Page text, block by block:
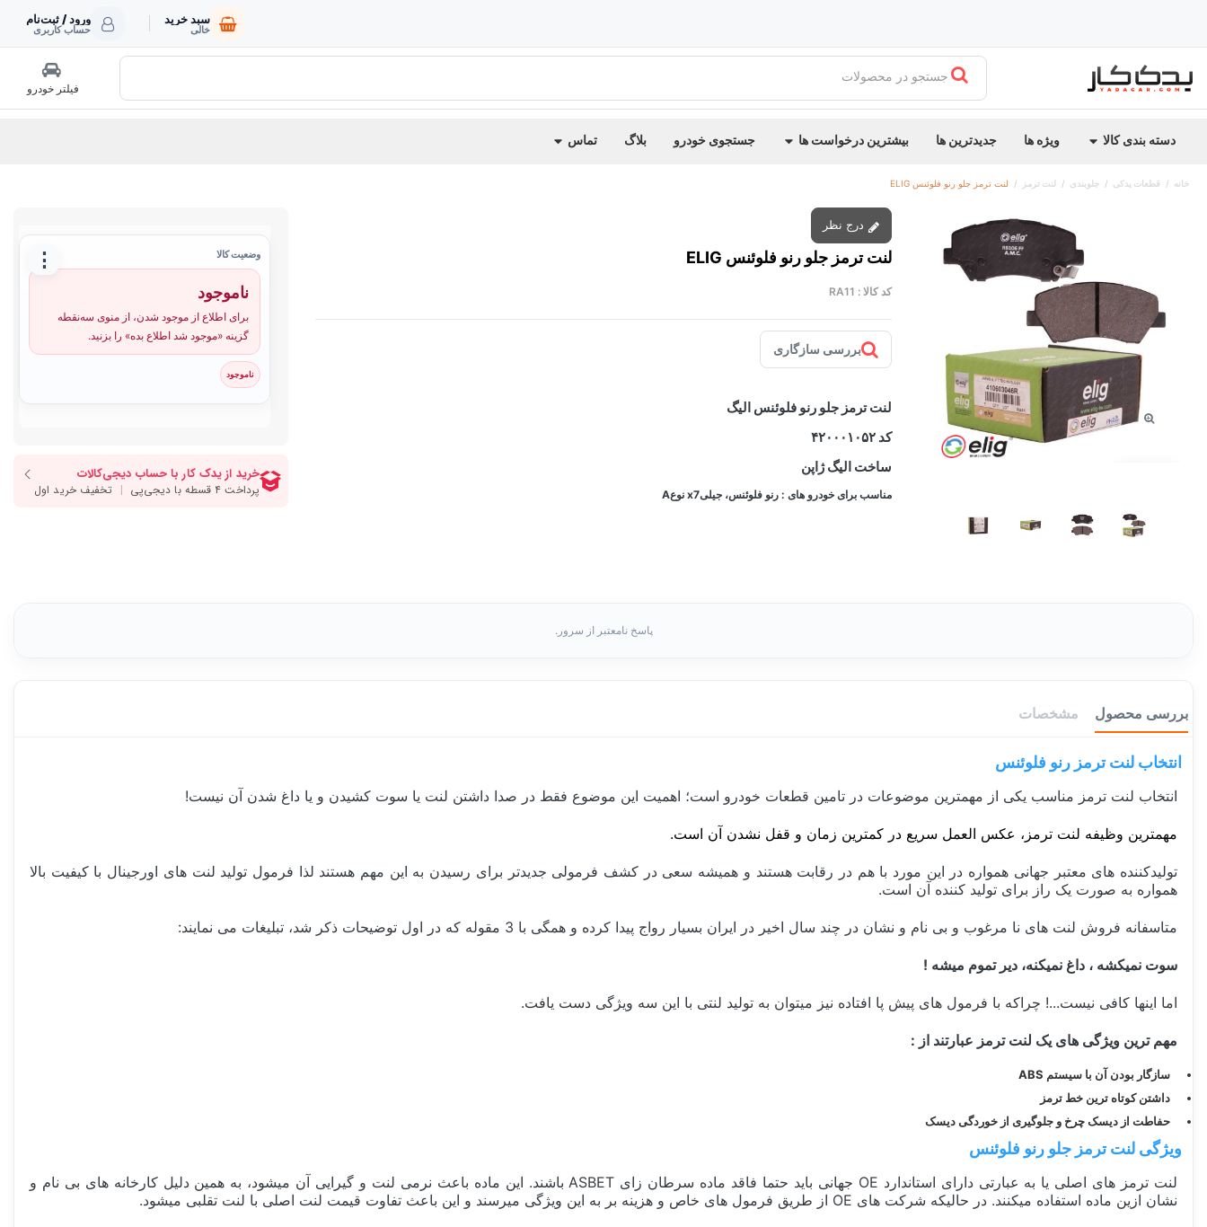
سبد خرید
خالی
ورود / ثبت‌نام
حساب کاربری
جستجو در محصولات
فیلتر خودرو
دسته بندی کالا ویژه ها جدیدترین ها بیشترین درخواست ها جستجوی خودرو بلاگ تماس
خانه قطعات یدکی جلوبندی لنت ترمز لنت ترمز جلو رنو فلوئنس ELIG
لنت ترمز جلو رنو فلوئنس ELIG
کد کالا : RA11
بررسی سازگاری
لنت ترمز جلو رنو فلوئنس الیگ
کد ۴۲۰۰۰۱۰۵۲
ساخت الیگ ژاپن
مناسب برای خودرو های : رنو فلوئنس، جیلیx7 نوعA
⋮ وضعیت کالا
ناموجود
برای اطلاع از موجود شدن، از منوی سه‌نقطه
گزینه «موجود شد اطلاع بده» را بزنید.
ناموجود
پاسخ نامعتبر از سرور.
بررسی محصول مشخصات
انتخاب لنت ترمز رنو فلوئنس
انتخاب لنت ترمز مناسب یکی از مهمترین موضوعات در تامین قطعات خودرو است؛ اهمیت این موضوع فقط در صدا داشتن لنت یا سوت کشیدن و یا داغ شدن آن نیست!
مهمترین وظیفه لنت ترمز، عکس العمل سریع در کمترین زمان و قفل نشدن آن است.
تولیدکننده های معتبر جهانی همواره در این مورد با هم در رقابت هستند و همیشه سعی در کشف فرمولی جدیدتر برای رسیدن به این مهم هستند لذا فرمول تولید لنت های اورجینال با کیفیت بالا
همواره به صورت یک راز برای تولید کننده آن است.
متاسفانه فروش لنت های نا مرغوب و بی نام و نشان در چند سال اخیر در ایران بسیار رواج پیدا کرده و همگی با 3 مقوله که در اول توضیحات ذکر شد، تبلیغات می نمایند:
سوت نمیکشه ، داغ نمیکنه، دیر تموم میشه !
اما اینها کافی نیست...! چراکه با فرمول های پیش پا افتاده نیز میتوان به تولید لنتی با این سه ویژگی دست یافت.
مهم ترین ویژگی های یک لنت ترمز عبارتند از :‌
سازگار بودن آن با سیستم ABS
داشتن کوتاه ترین خط ترمز
حفاطت از دیسک چرخ و جلوگیری از خوردگی دیسک
ویژگی لنت ترمز جلو رنو فلوئنس
لنت ترمز های اصلی یا به عبارتی دارای استاندارد OE جهانی باید حتما فاقد ماده سرطان زای ASBET باشند. این ماده باعث نرمی لنت و گیرایی آن میشود، به همین دلیل کارخانه های بی نام و
نشان ازین ماده استفاده میکنند. در حالیکه شرکت های OE از طریق فرمول های خاص و هزینه بر به این ویژگی میرسند و این باعث تفاوت قیمت لنت اصلی با لنت تقلبی میشود.